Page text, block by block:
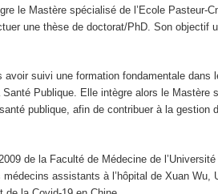
le Mastère spécialisé de l’Ecole Pasteur-
une thèse de doctorat/PhD. Son objectif
suivi une formation fondamentale dans
Publique. Elle intègre alors le Mastère
publique, afin de contribuer à la gestion
de la Faculté de Médecine de
assistants à l’hôpital de Xuan